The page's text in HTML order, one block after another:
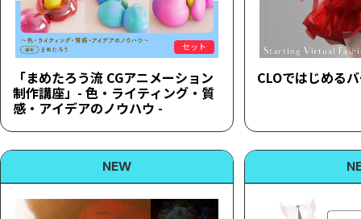
セット
「まめたろう流 CGアニメーション
制作講座」- 色・ライティング・質
感・アイデアのノウハウ -
CLOではじめる